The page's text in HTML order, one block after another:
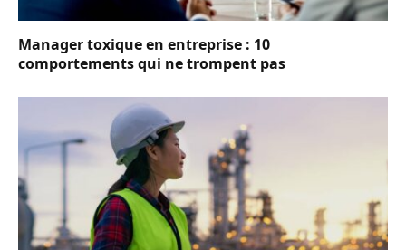
Manager toxique en entreprise : 10
comportements qui ne trompent pas